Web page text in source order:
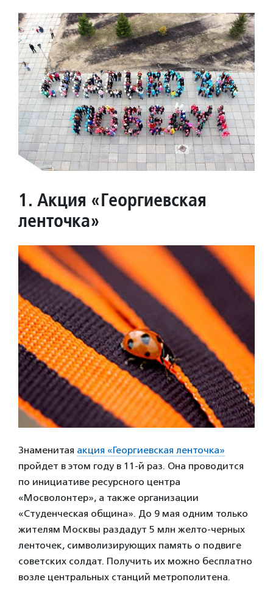
1. Акция «Георгиевская
ленточка»
Знаменитая акция «Георгиевская ленточка»
пройдет в этом году в 11-й раз. Она проводится
по инициативе ресурсного центра
«Мосволонтер», а также организации
«Студенческая община». До 9 мая одним только
жителям Москвы раздадут 5 млн желто-черных
ленточек, символизирующих память о подвиге
советских солдат. Получить их можно бесплатно
возле центральных станций метрополитена.